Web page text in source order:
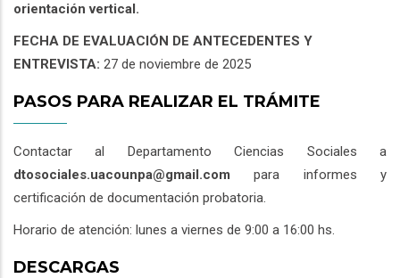
orientación vertical.
FECHA DE EVALUACIÓN DE ANTECEDENTES Y
ENTREVISTA: 27 de noviembre de 2025
PASOS PARA REALIZAR EL TRÁMITE
Contactar al Departamento Ciencias Sociales a
dtosociales.uacounpa@gmail.com para informes y
certificación de documentación probatoria.
Horario de atención: lunes a viernes de 9:00 a 16:00 hs.
DESCARGAS